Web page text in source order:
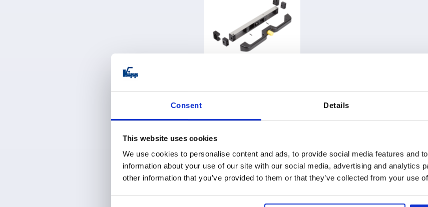
Consent Details
This website uses cookies
We use cookies to personalise content and ads, to provide social media features and
information about your use of our site with our social media, advertising and analytics
other information that you’ve provided to them or that they’ve collected from your use
hors TVA
DÉTAILS
Entrées / page 4 Products
Découvrez notre gamme de